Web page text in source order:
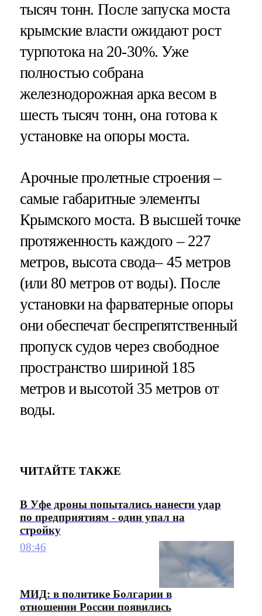
тысяч тонн. После запуска моста
крымские власти ожидают рост
турпотока на 20-30%. Уже
полностью собрана
железнодорожная арка весом в
шесть тысяч тонн, она готова к
установке на опоры моста.
Арочные пролетные строения –
самые габаритные элементы
Крымского моста. В высшей точке
протяженность каждого – 227
метров, высота свода– 45 метров
(или 80 метров от воды). После
установки на фарватерные опоры
они обеспечат беспрепятственный
пропуск судов через свободное
пространство шириной 185
метров и высотой 35 метров от
воды.
ЧИТАЙТЕ ТАКЖЕ
В Уфе дроны попытались нанести удар
по предприятиям - один упал на
стройку
08:46
МИД: в политике Болгарии в
отношении России появились